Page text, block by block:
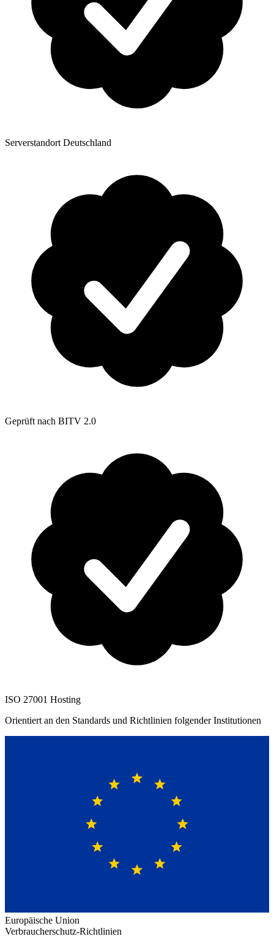
Serverstandort Deutschland
Geprüft nach BITV 2.0
ISO 27001 Hosting
Orientiert an den Standards und Richtlinien folgender Institutionen
Europäische Union
Verbraucherschutz-Richtlinien